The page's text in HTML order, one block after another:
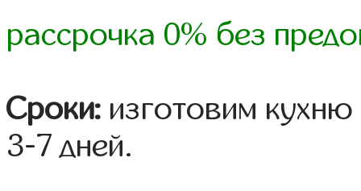
рассрочка 0% без
Сроки: изготовим
3-7 дней.